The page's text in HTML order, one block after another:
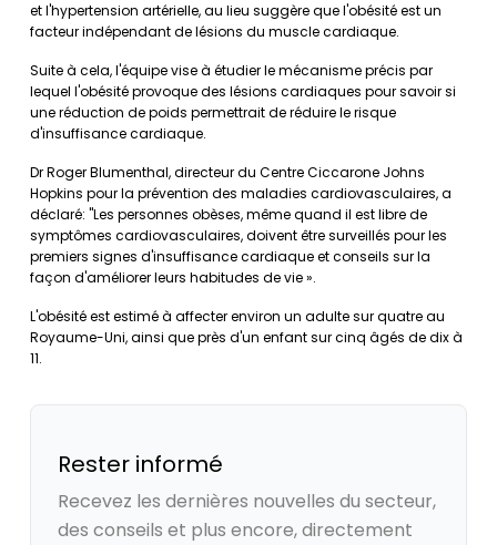
et l'hypertension artérielle, au lieu suggère que l'obésité est un
facteur indépendant de lésions du muscle cardiaque.
Suite à cela, l'équipe vise à étudier le mécanisme précis par
lequel l'obésité provoque des lésions cardiaques pour savoir si
une réduction de poids permettrait de réduire le risque
d'insuffisance cardiaque.
Dr Roger Blumenthal, directeur du Centre Ciccarone Johns
Hopkins pour la prévention des maladies cardiovasculaires, a
déclaré: "Les personnes obèses, même quand il est libre de
symptômes cardiovasculaires, doivent être surveillés pour les
premiers signes d'insuffisance cardiaque et conseils sur la
façon d'améliorer leurs habitudes de vie ».
L'obésité est estimé à affecter environ un adulte sur quatre au
Royaume-Uni, ainsi que près d'un enfant sur cinq âgés de dix à
11.
Rester informé
Recevez les dernières nouvelles du secteur,
des conseils et plus encore, directement